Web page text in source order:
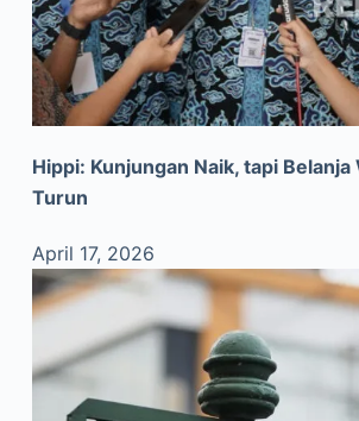
Hippi: Kunjungan Naik, tapi Belanja
Turun
April 17, 2026